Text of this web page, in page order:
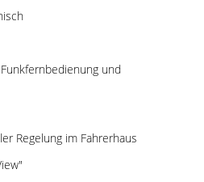
und
Regelung im Fahrerhaus